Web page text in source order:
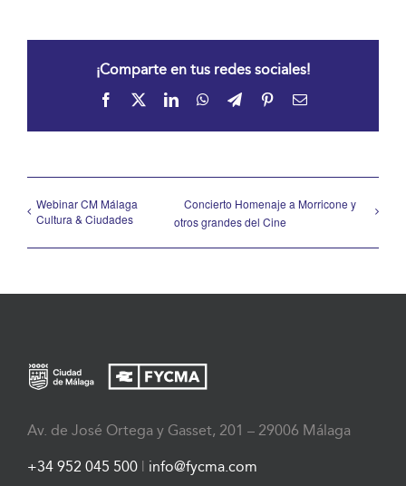
¡Comparte en tus redes sociales!
Facebook LinkedInWhatsApp
TelegramPinterestCorreo
Webinar CM Málaga
Cultura & Ciudades
Concierto Homenaje a Morricone y
otros grandes del Cine
Av. de José Ortega y Gasset, 201 – 29006 Málaga
+34 952 045 500 info@fycma.com